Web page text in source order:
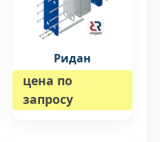
Ридан
цена по
запросу